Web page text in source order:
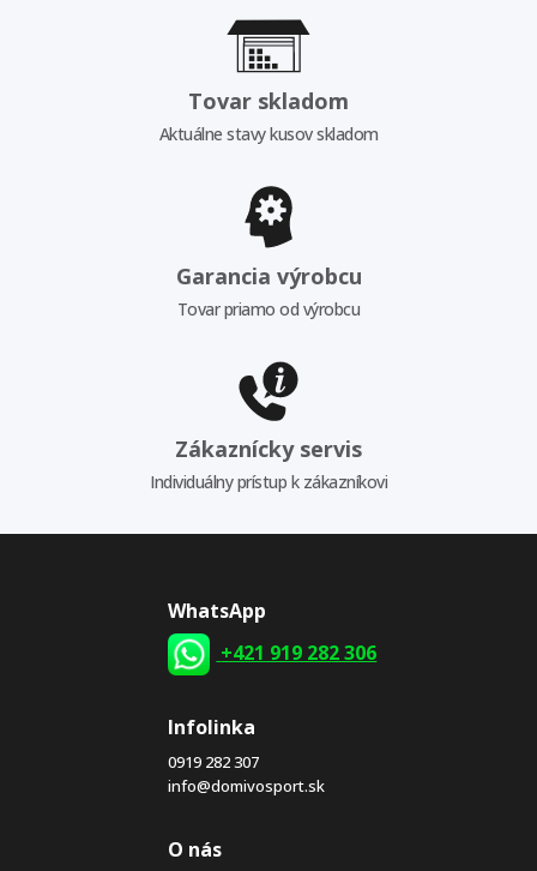
Tovar skladom
Aktuálne stavy kusov skladom
Garancia výrobcu
Tovar priamo od výrobcu
Zákaznícky servis
Individuálny prístup k zákazníkovi
WhatsApp
+421 919 282 306
Infolinka
0919 282 307
info@domivosport.sk
O nás